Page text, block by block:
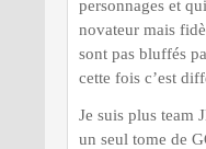
personnages et
novateur mais
sont pas bluffés
cette fois c’est
Je suis plus team
un seul tome de